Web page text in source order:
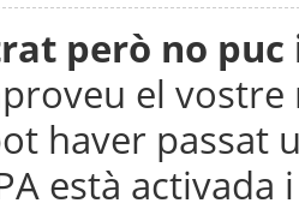
però no
el vostre
haver passat
està